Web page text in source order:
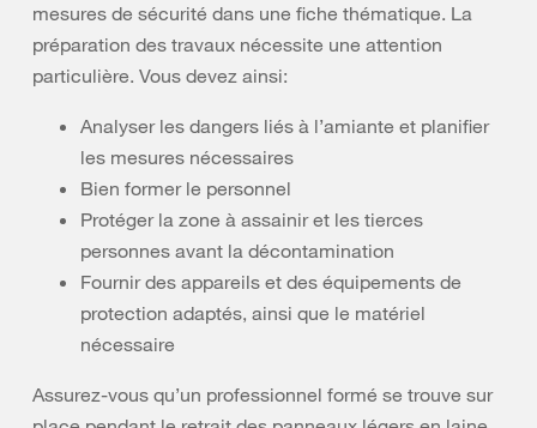
mesures de sécurité dans une fiche thématique. La
préparation des travaux nécessite une attention
particulière. Vous devez ainsi:
Analyser les dangers liés à l’amiante et planifier
les mesures nécessaires
Bien former le personnel
Protéger la zone à assainir et les tierces
personnes avant la décontamination
Fournir des appareils et des équipements de
protection adaptés, ainsi que le matériel
nécessaire
Assurez-vous qu’un professionnel formé se trouve sur